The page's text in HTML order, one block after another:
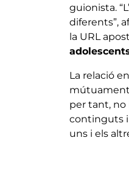
guionista.
diferents”,
la URL
La relació
per tant, no
continguts i
uns i els